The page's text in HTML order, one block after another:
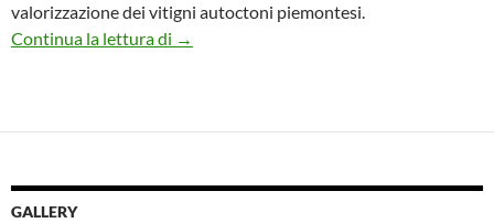
valorizzazione dei vitigni autoctoni piemontesi.
Continua la lettura di Montalbera tra eredità e innovazione: ‘Il
→
GALLERY